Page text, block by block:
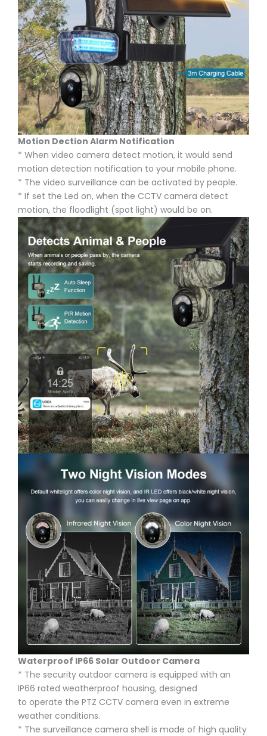
Motion Dection Alarm Notification
* When video camera detect motion, it would send
motion detection notification to your mobile phone.
* The video surveillance can be activated by people.
* If set the Led on, when the CCTV camera detect
motion, the floodlight (spot light) would be on.
Waterproof IP66 Solar Outdoor Camera
* The security outdoor camera is equipped with an
IP66 rated weatherproof housing, designed
to operate the PTZ CCTV camera even in extreme
weather conditions.
* The surveillance camera shell is made of high quality